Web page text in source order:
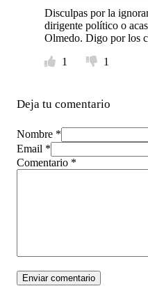
Disculpas por la
dirigente político o
Olmedo. Digo por los
1
1
Deja tu comentario
Nombre *
Email *
Comentario *